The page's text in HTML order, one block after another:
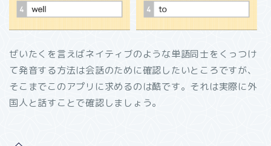
ぜいたくを言えばネイティブのような単語同士をくっつけ
て発音する方法は会話のために確認したいところですが、
そこまでこのアプリに求めるのは酷です。それは実際に外
国人と話すことで確認しましょう。